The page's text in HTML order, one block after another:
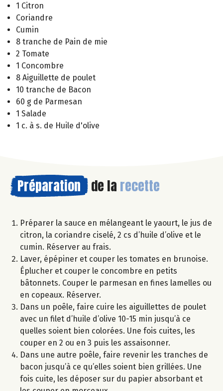
1 Citron
Coriandre
Cumin
8 tranche de Pain de mie
2 Tomate
1 Concombre
8 Aiguillette de poulet
10 tranche de Bacon
60 g de Parmesan
1 Salade
1 c. à s. de Huile d'olive
Préparation de la recette
Préparer la sauce en mélangeant le yaourt, le jus de
citron, la coriandre ciselé, 2 cs d’huile d’olive et le
cumin. Réserver au frais.
Laver, épépiner et couper les tomates en brunoise.
Éplucher et couper le concombre en petits
bâtonnets. Couper le parmesan en fines lamelles ou
en copeaux. Réserver.
Dans un poêle, faire cuire les aiguillettes de poulet
avec un filet d’huile d’olive 10-15 min jusqu’à ce
quelles soient bien colorées. Une fois cuites, les
couper en 2 ou en 3 puis les assaisonner.
Dans une autre poêle, faire revenir les tranches de
bacon jusqu’à ce qu’elles soient bien grillées. Une
fois cuite, les déposer sur du papier absorbant et